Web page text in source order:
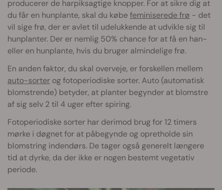
producerer de harpiksagtige knopper. For at sikre dig at
du får en hunplante, skal du købefeminiserede frø - det
vil sige frø, der er avlet til udelukkende at udvikle sig til
hunplanter. Der er nemlig 50% chance for at få en han-
eller en hunplante, hvis du bruger almindelige frø.
En anden faktor, du skal overveje, er forskellen mellem
auto-sorter og fotoperiodiske sorter. Auto (automatisk
blomstrende) betyder, at planter begynder at blomstre
af sig selv 2 til 4 uger efter spiring.
Fotoperiodiske sorter har derimod brug for 12 timers
mørke i døgnet for at påbegynde og opretholde sin
blomstring indendørs. De tager også generelt længere
tid at dyrke, da der ikke er nogen bestemt vegetativ
periode.